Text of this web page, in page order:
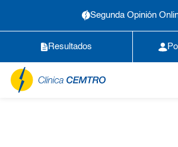
Segunda Opinión
Resultados